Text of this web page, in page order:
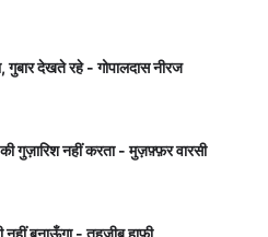
गुबार देखते रहे - गोपालदास नीरज
गुज़ारिश नहीं करता - मुज़फ़्फ़र वारसी